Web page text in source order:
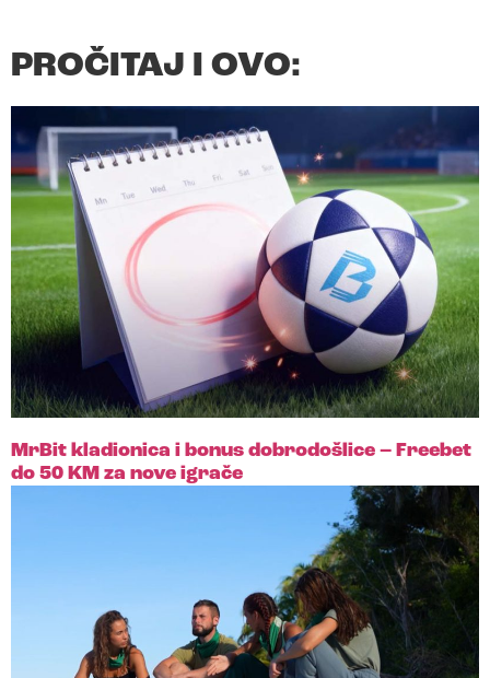
PROČITAJ I OVO:
MrBit kladionica i bonus dobrodošlice – Freebet
do 50 KM za nove igrače